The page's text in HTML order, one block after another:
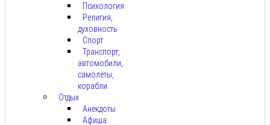
Психология
Религия,
духовность
Спорт
Транспорт,
автомобили,
самолёты,
корабли
Отдых
Анекдоты
Афиша